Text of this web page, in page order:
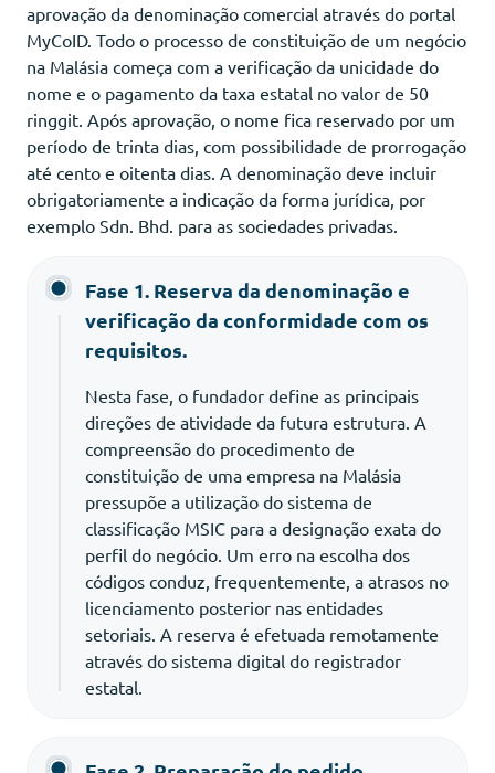
aprovação da denominação comercial através do portal
MyCoID. Todo o processo de constituição de um negócio
na Malásia começa com a verificação da unicidade do
nome e o pagamento da taxa estatal no valor de 50
ringgit. Após aprovação, o nome fica reservado por um
período de trinta dias, com possibilidade de prorrogação
até cento e oitenta dias. A denominação deve incluir
obrigatoriamente a indicação da forma jurídica, por
exemplo Sdn. Bhd. para as sociedades privadas.
Fase 1. Reserva da denominação e
verificação da conformidade com os
requisitos.
Nesta fase, o fundador define as principais
direções de atividade da futura estrutura. A
compreensão do procedimento de
constituição de uma empresa na Malásia
pressupõe a utilização do sistema de
classificação MSIC para a designação exata do
perfil do negócio. Um erro na escolha dos
códigos conduz, frequentemente, a atrasos no
licenciamento posterior nas entidades
setoriais. A reserva é efetuada remotamente
através do sistema digital do registrador
estatal.